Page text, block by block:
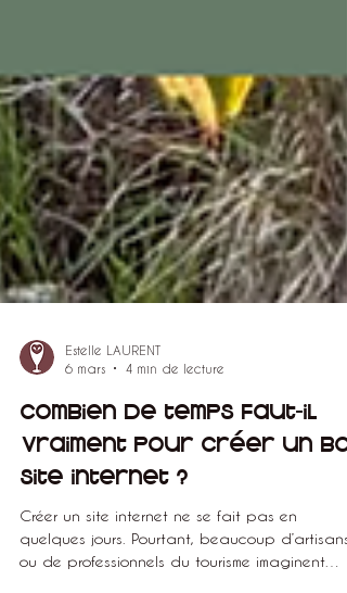
Estelle LAURENT
6 mars
4 min de lecture
vraiment pour créer un
site internet ?